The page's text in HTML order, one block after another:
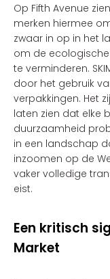
Op Fifth Avenue
merken hiermee
zwaar in op in het
om de
te verminderen.
door het gebruik
verpakkingen. Het
laten zien dat elke
duurzaamheid
in een landschap
inzoomen op de
vaker volledige
eist.
Een kritisch
Market